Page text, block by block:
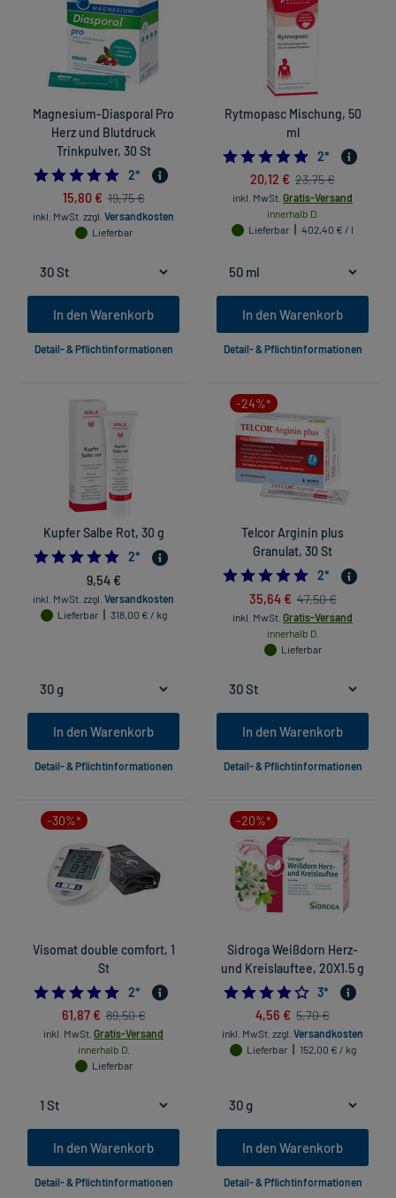
Magnesium-Diasporal Pro
Herz und Blutdruck
Trinkpulver, 30 St
5.0
2*
15,80 € 19,75 €
inkl. MwSt. zzgl. Versandkosten
Lieferbar
In den Warenkorb
Detail- & Pflichtinformationen
Rytmopasc Mischung, 50
ml
5.0
2*
20,12 € 23,75 €
inkl. MwSt. Gratis-Versand
innerhalb D.
Lieferbar
402,40 € / l
In den Warenkorb
Detail- & Pflichtinformationen
Kupfer Salbe Rot, 30 g
5.0
2*
9,54 €
inkl. MwSt. zzgl. Versandkosten
Lieferbar
318,00 € / kg
In den Warenkorb
Detail- & Pflichtinformationen
-24%*
Telcor Arginin plus
Granulat, 30 St
5.0
2*
35,64 € 47,50 €
inkl. MwSt. Gratis-Versand
innerhalb D.
Lieferbar
In den Warenkorb
Detail- & Pflichtinformationen
-30%*
Visomat double comfort, 1
St
5.0
2*
61,87 € 89,50 €
inkl. MwSt. Gratis-Versand
innerhalb D.
Lieferbar
In den Warenkorb
Detail- & Pflichtinformationen
-20%*
Sidroga Weißdorn Herz-
und Kreislauftee, 20X1.5 g
4.0
3*
4,56 € 5,70 €
inkl. MwSt. zzgl. Versandkosten
Lieferbar
152,00 € / kg
In den Warenkorb
Detail- & Pflichtinformationen